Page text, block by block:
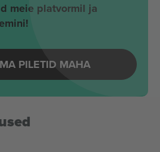
meie platvormil ja
PILETID MAHA